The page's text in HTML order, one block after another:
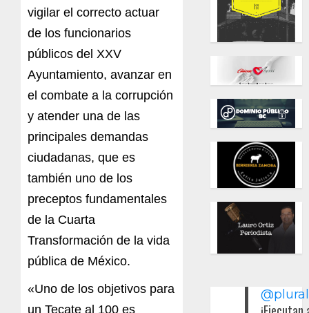
vigilar el correcto actuar
de los funcionarios
públicos del XXV
Ayuntamiento, avanzar en
el combate a la corrupción
y atender una de las
principales demandas
ciudadanas, que es
también uno de los
preceptos fundamentales
de la Cuarta
Transformación de la vida
pública de México.
«Uno de los objetivos para
un Tecate al 100 es